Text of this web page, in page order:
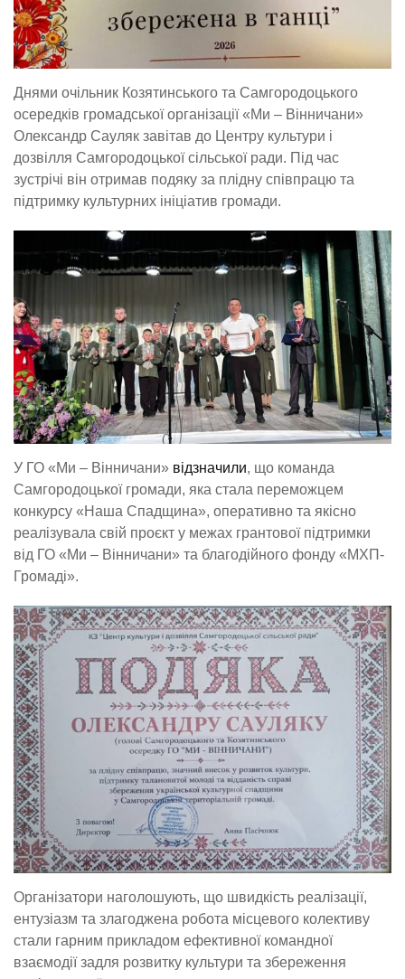
Днями очільник Козятинського та Самгородоцького
осередків громадської організації «Ми – Вінничани»
Олександр Сауляк завітав до Центру культури і
дозвілля Самгородоцької сільської ради. Під час
зустрічі він отримав подяку за плідну співпрацю та
підтримку культурних ініціатив громади.
У ГО «Ми – Вінничани» відзначили, що команда
Самгородоцької громади, яка стала переможцем
конкурсу «Наша Спадщина», оперативно та якісно
реалізувала свій проєкт у межах грантової підтримки
від ГО «Ми – Вінничани» та благодійного фонду «МХП-
Громаді».
Організатори наголошують, що швидкість реалізації,
ентузіазм та злагоджена робота місцевого колективу
стали гарним прикладом ефективної командної
взаємодії задля розвитку культури та збереження